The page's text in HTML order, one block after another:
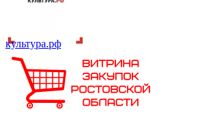
культура.рф